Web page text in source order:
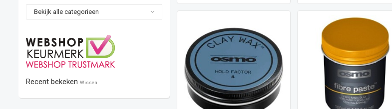
Bekijk alle categorieen
Recent bekeken Wissen